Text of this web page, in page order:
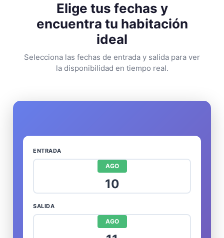
Elige tus fechas y
encuentra tu habitación
ideal
Selecciona las fechas de entrada y salida para ver
la disponibilidad en tiempo real.
ENTRADA
AGO
10
SALIDA
AGO